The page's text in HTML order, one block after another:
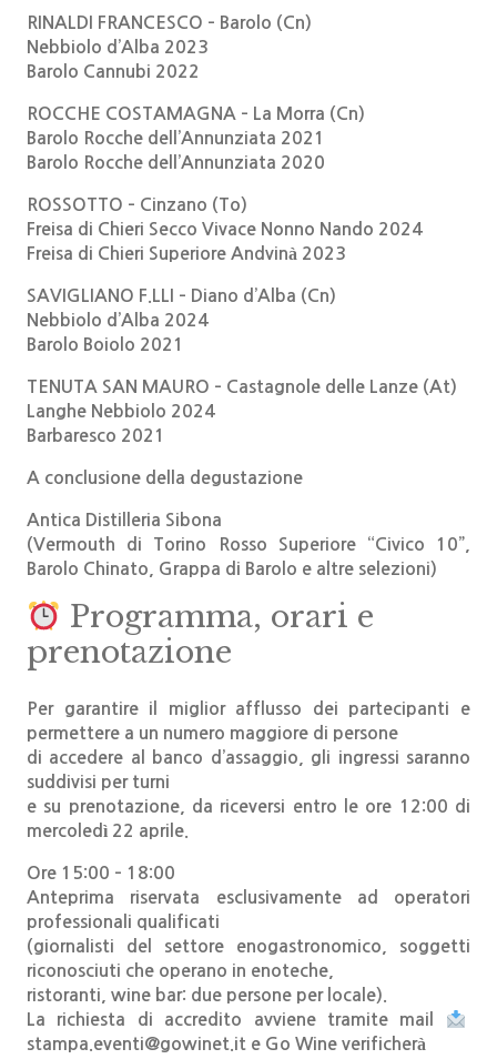
RINALDI FRANCESCO – Barolo (Cn)
Nebbiolo d’Alba 2023
Barolo Cannubi 2022
ROCCHE COSTAMAGNA – La Morra (Cn)
Barolo Rocche dell’Annunziata 2021
Barolo Rocche dell’Annunziata 2020
ROSSOTTO – Cinzano (To)
Freisa di Chieri Secco Vivace Nonno Nando 2024
Freisa di Chieri Superiore Andvinà 2023
SAVIGLIANO F.LLI – Diano d’Alba (Cn)
Nebbiolo d’Alba 2024
Barolo Boiolo 2021
TENUTA SAN MAURO – Castagnole delle Lanze (At)
Langhe Nebbiolo 2024
Barbaresco 2021
A conclusione della degustazione
Antica Distilleria Sibona
(Vermouth di Torino Rosso Superiore “Civico 10”,
Barolo Chinato, Grappa di Barolo e altre selezioni)
Programma, orari e
prenotazione
Per garantire il miglior afflusso dei partecipanti e
permettere a un numero maggiore di persone
di accedere al banco d’assaggio, gli ingressi saranno
suddivisi per turni
e su prenotazione, da riceversi entro le ore 12:00 di
mercoledì 22 aprile
Ore 15:00 – 18:00
Anteprima riservata esclusivamente ad operatori
professionali qualificati
(giornalisti del settore enogastronomico, soggetti
riconosciuti che operano in enoteche,
ristoranti, wine bar: due persone per locale).
La richiesta di accredito avviene tramite mail
stampa.eventi@gowinet.it e Go Wine verificherà